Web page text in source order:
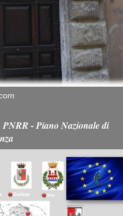
- Piano Nazionale di